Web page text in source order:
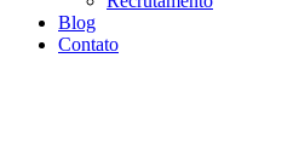
Blog
Contato